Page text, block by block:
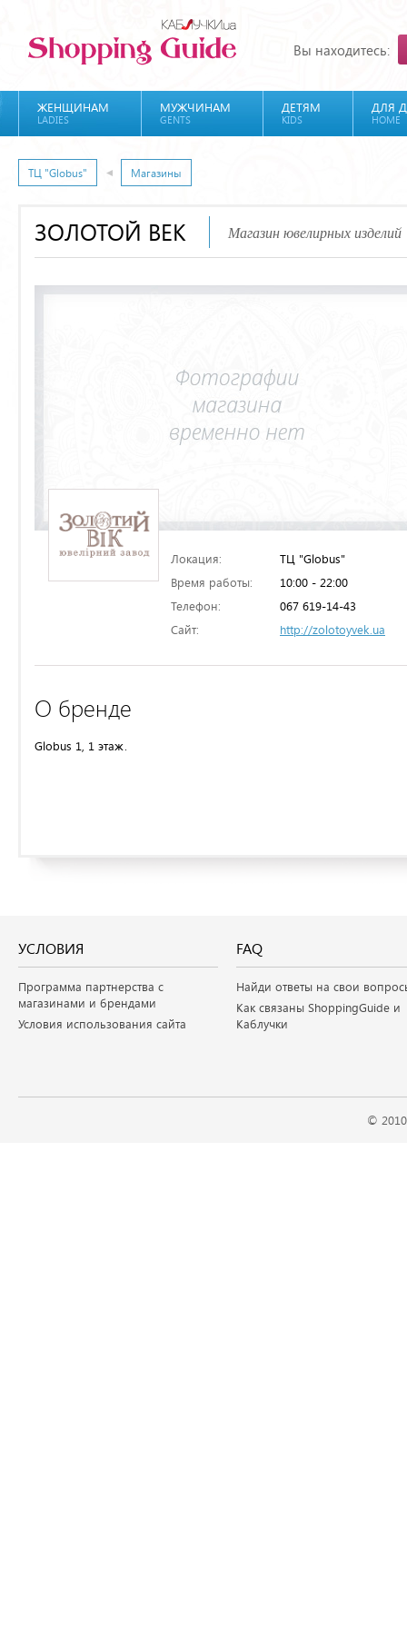
Вы находитесь:
ЖЕНЩИНАМ
LADIES
МУЖЧИНАМ
GENTS
ДЕТЯМ
KIDS
ДЛЯ
HOME
ТЦ "Globus" Магазины
ЗОЛОТОЙ ВЕК Магазин ювелирных изделий
Локация:
ТЦ "Globus"
Время работы:
10:00 - 22:00
Телефон:
067 619-14-43
Сайт:
http://zolotoyvek.ua
О бренде
Globus 1, 1 этаж.
УСЛОВИЯ
Программа партнерства с
магазинами и брендами
Условия использования сайта
FAQ
Найди ответы на свои
Как связаны ShoppingGuide и
Каблучки
©